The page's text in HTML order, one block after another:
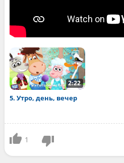
2:22
5. Утро, день, вечер
1